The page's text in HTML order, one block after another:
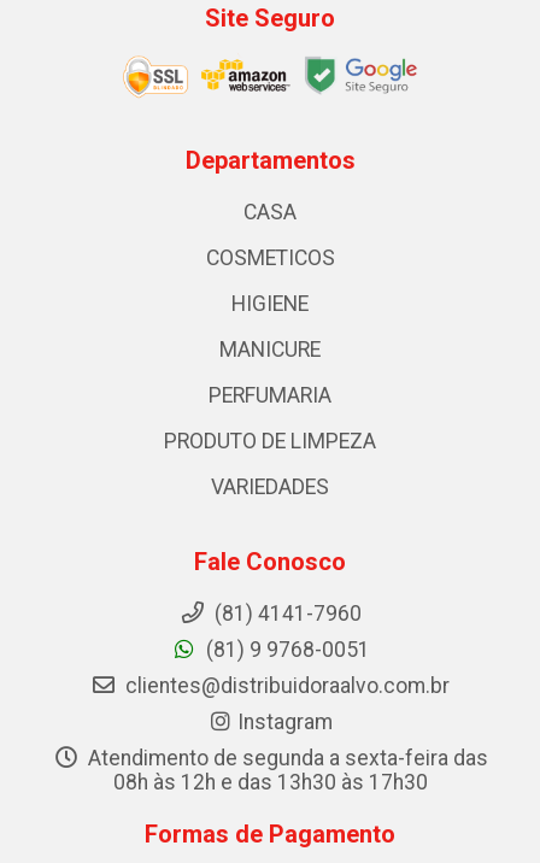
Site Seguro
Departamentos
CASA
COSMETICOS
HIGIENE
MANICURE
PERFUMARIA
PRODUTO DE LIMPEZA
VARIEDADES
Fale Conosco
(81) 4141-7960
(81) 9 9768-0051
clientes@distribuidoraalvo.com.br
Instagram
Atendimento de segunda a sexta-feira das
08h às 12h e das 13h30 às 17h30
Formas de Pagamento